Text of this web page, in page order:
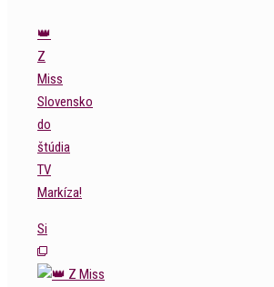
👑
Z
Miss
Slovensko
do
štúdia
TV
Markíza!
Si